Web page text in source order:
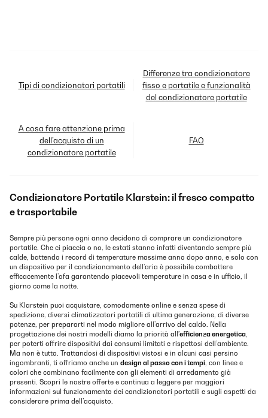
Tipi di condizionatori portatili
Differenze tra condizionatore
fisso e portatile e funzionalità
del condizionatore portatile
A cosa fare attenzione prima
dell’acquisto di un
condizionatore portatile
FAQ
Condizionatore Portatile Klarstein: il fresco compatto
e trasportabile
Sempre più persone ogni anno decidono di comprare un condizionatore
portatile. Che ci piaccia o no, le estati stanno infatti diventando sempre più
calde, battendo i record di temperature massime anno dopo anno, e solo con
un dispositivo per il condizionamento dell’aria è possibile combattere
efficacemente l’afa garantendo piacevoli temperature in casa e in ufficio, il
giorno come la notte.
Su Klarstein puoi acquistare, comodamente online e senza spese di
spedizione, diversi climatizzatori portatili di ultima generazione, di diverse
potenze, per prepararti nel modo migliore all’arrivo del caldo. Nella
progettazione dei nostri modelli diamo la priorità all’efficienza energetica
per poterti offrire dispositivi dai consumi limitati e rispettosi dell’ambiente.
Ma non è tutto. Trattandosi di dispositivi vistosi e in alcuni casi persino
ingombranti, ti offriamo anche un design al passo con i tempi , con linee e
colori che combinano facilmente con gli elementi di arredamento già
presenti. Scopri le nostre offerte e continua a leggere per maggiori
informazioni sul funzionamento dei condizionatori portatili e sugli aspetti da
considerare prima dell’acquisto.